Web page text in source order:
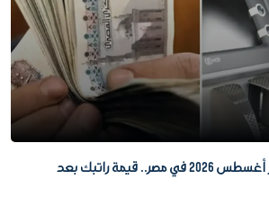
موعد صرف مرتبات شهر أغسطس 2026 في مصر.. قيمة راتبك بعد